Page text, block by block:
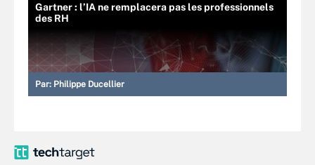
Gartner : l’IA ne remplacera pas les professionnels
des RH
Par: Philippe Ducellier